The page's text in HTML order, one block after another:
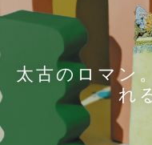
太古のロマン
れ